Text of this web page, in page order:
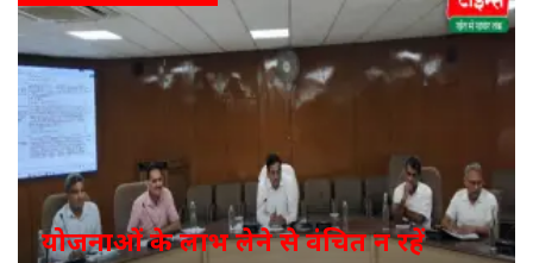
योजनाओं के लाभ लेने से वंचित न रहें